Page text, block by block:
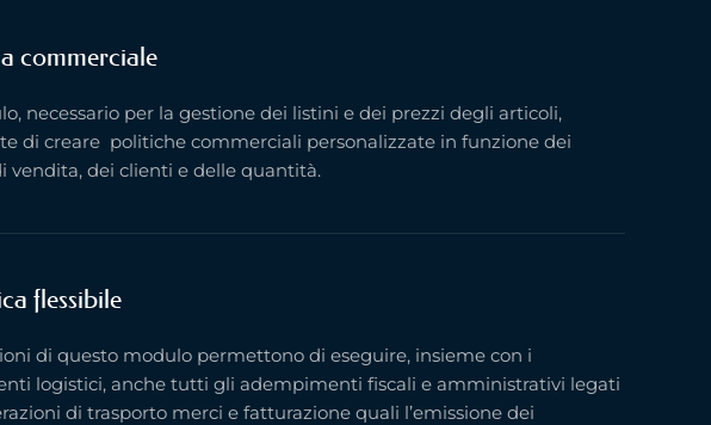
commerciale
necessario per la gestione dei listini e dei prezzi degli articoli,
di creare politiche commerciali personalizzate in funzione dei
vendita, dei clienti e delle quantità.
flessibile
di questo modulo permettono di eseguire, insieme con i
logistici, anche tutti gli adempimenti fiscali e amministrativi legati
di trasporto merci e fatturazione quali l’emissione dei